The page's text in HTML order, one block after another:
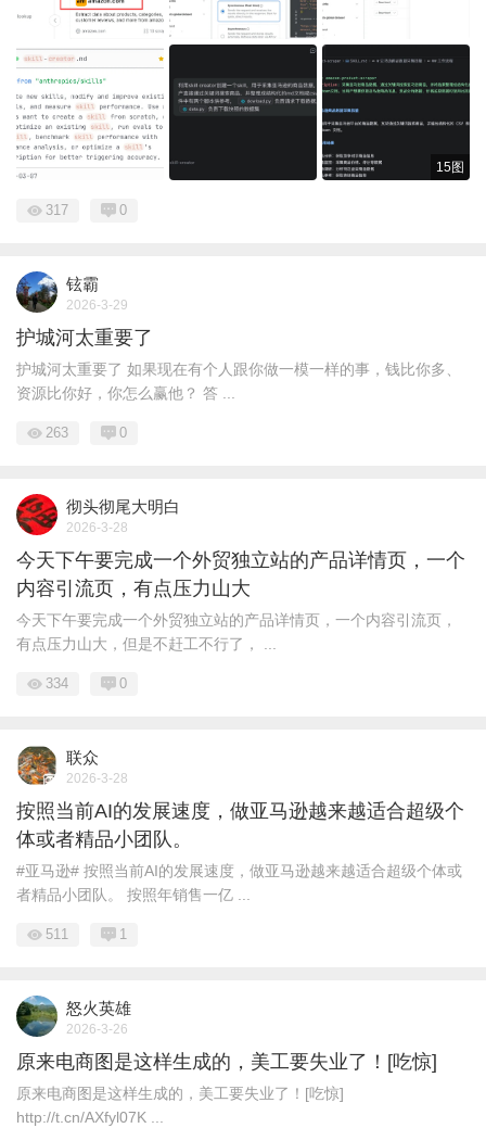
15图
317 0
铉霸
2026-3-29
护城河太重要了
护城河太重要了 如果现在有个人跟你做一模一样的事，钱比你多、
资源比你好，你怎么赢他？ 答 ...
263 0
彻头彻尾大明白
2026-3-28
今天下午要完成一个外贸独立站的产品详情页，一个
内容引流页，有点压力山大
今天下午要完成一个外贸独立站的产品详情页，一个内容引流页，
有点压力山大，但是不赶工不行了， ...
334 0
联众
2026-3-28
按照当前AI的发展速度，做亚马逊越来越适合超级个
体或者精品小团队。
#亚马逊# 按照当前AI的发展速度，做亚马逊越来越适合超级个体或
者精品小团队。 按照年销售一亿 ...
511 1
怒火英雄
2026-3-26
原来电商图是这样生成的，美工要失业了！[吃惊]
原来电商图是这样生成的，美工要失业了！[吃惊]
http://t.cn/AXfyl07K ​​​ ...